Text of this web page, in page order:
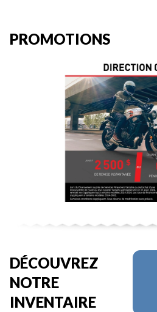
PROMOTIONS
DÉCOUVREZ
NOTRE
INVENTAIRE